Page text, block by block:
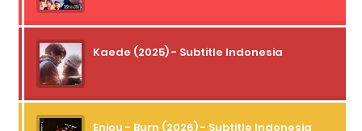
Kaede (2025) - Subtitle Indonesia
Enjou - Burn (2026) - Subtitle Indonesia